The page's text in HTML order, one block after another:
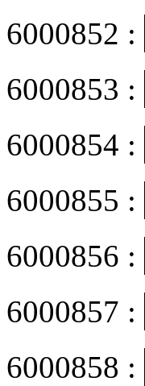
6000852 :
6000853 :
6000854 :
6000855 :
6000856 :
6000857 :
6000858 :